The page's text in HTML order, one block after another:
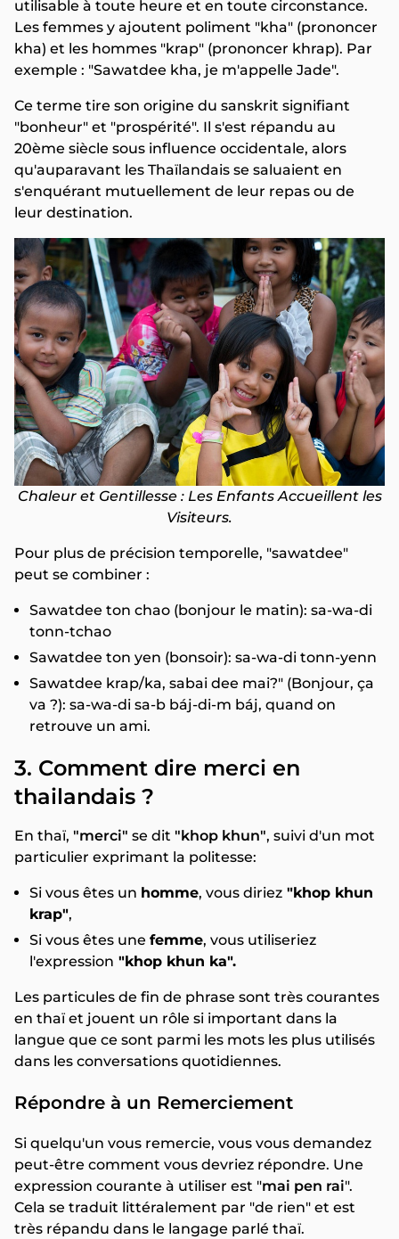
utilisable à toute heure et en toute circonstance.
Les femmes y ajoutent poliment "kha" (prononcer
kha) et les hommes "krap" (prononcer khrap). Par
exemple : "Sawatdee kha, je m'appelle Jade".
Ce terme tire son origine du sanskrit signifiant
"bonheur" et "prospérité". Il s'est répandu au
20ème siècle sous influence occidentale, alors
qu'auparavant les Thaïlandais se saluaient en
s'enquérant mutuellement de leur repas ou de
leur destination.
Chaleur et Gentillesse : Les Enfants Accueillent les
Visiteurs.
Pour plus de précision temporelle, "sawatdee"
peut se combiner :
Sawatdee ton chao (bonjour le matin): sa-wa-di
tonn-tchao
Sawatdee ton yen (bonsoir): sa-wa-di tonn-yenn
Sawatdee krap/ka, sabai dee mai?" (Bonjour, ça
va ?): sa-wa-di sa-b báj-di-m báj, quand on
retrouve un ami.
3. Comment dire merci en
thailandais ?
En thaï, "merci" se dit "khop khun", suivi d'un mot
particulier exprimant la politesse:
Si vous êtes un homme, vous diriez "khop khun
krap",
Si vous êtes une femme, vous utiliseriez
l'expression "khop khun ka".
Les particules de fin de phrase sont très courantes
en thaï et jouent un rôle si important dans la
langue que ce sont parmi les mots les plus utilisés
dans les conversations quotidiennes.
Répondre à un Remerciement
Si quelqu'un vous remercie, vous vous demandez
peut-être comment vous devriez répondre. Une
expression courante à utiliser est "mai pen rai".
Cela se traduit littéralement par "de rien" et est
très répandu dans le langage parlé thaï.